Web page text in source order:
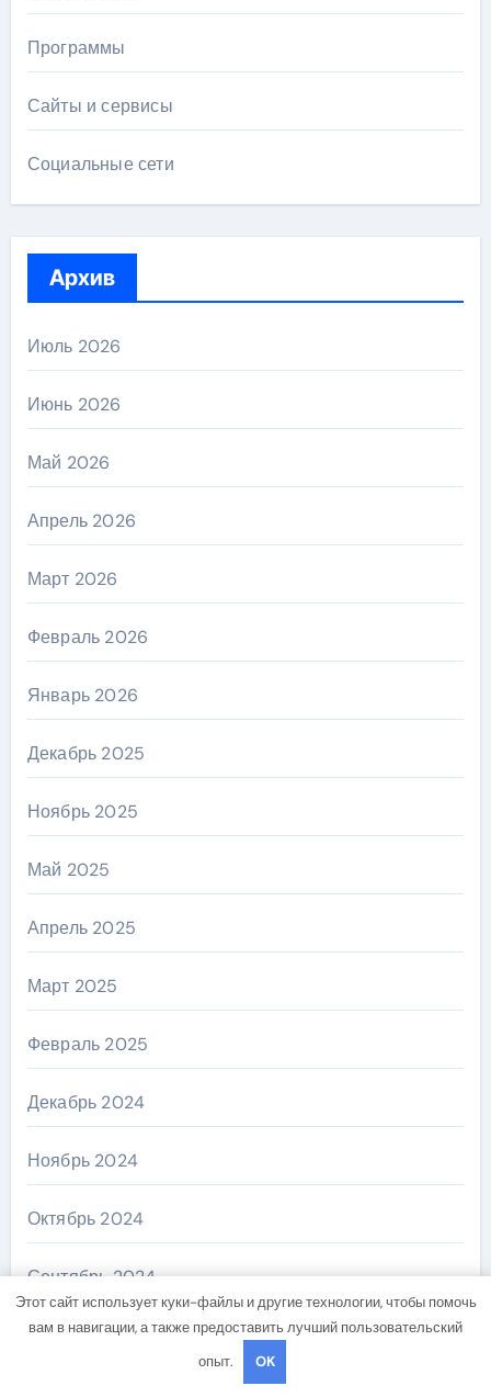
Программы
Сайты и сервисы
Социальные сети
Архив
Июль 2026
Июнь 2026
Май 2026
Апрель 2026
Март 2026
Февраль 2026
Январь 2026
Декабрь 2025
Ноябрь 2025
Май 2025
Апрель 2025
Март 2025
Февраль 2025
Декабрь 2024
Ноябрь 2024
Октябрь 2024
Сентябрь 2024
Август 2024
Этот сайт использует куки-файлы и другие технологии, чтобы помочь
вам в навигации, а также предоставить лучший пользовательский
опыт.
OK